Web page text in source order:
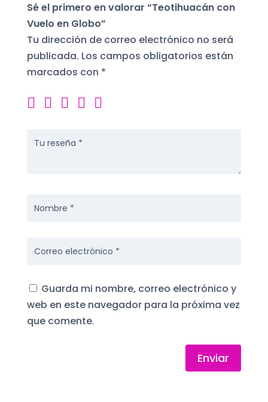
Sé el primero en valorar “Teotihuacán con
Vuelo en Globo”
Tu dirección de correo electrónico no será
publicada. Los campos obligatorios están
marcados con *
Guarda mi nombre, correo electrónico y
web en este navegador para la próxima vez
que comente.
Enviar